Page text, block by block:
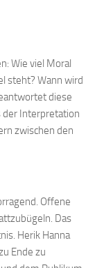
Wie viel Moral
steht? Wann wird
diese
der Interpretation
zwischen den
Offene
Das
Herik Hanna
Ende zu